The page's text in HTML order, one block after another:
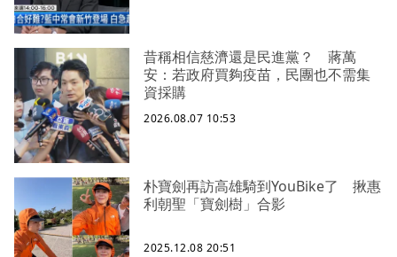
昔稱相信慈濟還是民進黨？ 蔣萬
安：若政府買夠疫苗，民團也不需集
資採購
2026.08.07 10:53
朴寶劍再訪高雄騎到YouBike了 揪惠
利朝聖「寶劍樹」合影
2025.12.08 20:51